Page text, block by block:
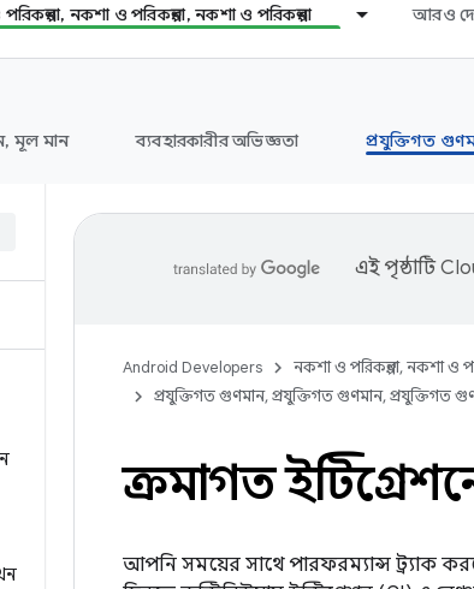
নকশা ও পরিকল্পনা, নকশা ও পরিকল্পনা আরও
মূল মান ব্যবহারকারীর অভিজ্ঞতা প্রযুক্তিগত
এই পৃষ্ঠাটি
Android Developers নকশা ও পরিকল্পনা, নকশা ও
প্রযুক্তিগত গুণমান, প্রযুক্তিগত গুণমান, প্রযুক্তিগত
ক্রমাগত
আপনি সময়ের সাথে পারফরম্যান্স ট্র্যাক